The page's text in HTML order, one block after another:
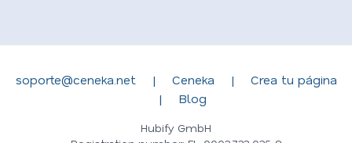
soporte@ceneka.net | Ceneka |
Crea tu página
|
Blog
Hubify GmbH